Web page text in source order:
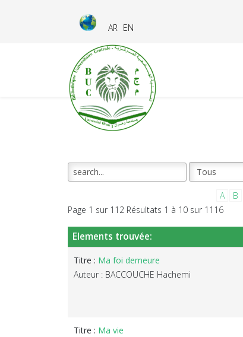
AR EN
A B
Page 1 sur 112 Résultats 1 à 10 sur 1116
Elements trouvée:
Titre : Ma foi demeure
Auteur : BACCOUCHE Hachemi
Titre : Ma vie